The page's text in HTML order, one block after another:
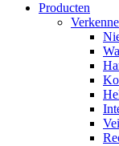
Producten